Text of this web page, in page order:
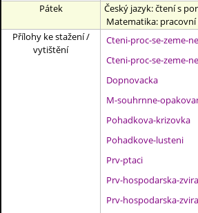
Pátek
Český jazyk: čtení s
Matematika:
Přílohy ke stažení /
vytištění
Cteni-proc-se-zeme-
Cteni-proc-se-zeme-
Dopnovacka
M-souhrnne-
Pohadkova-krizovka
Pohadkove-lusteni
Prv-ptaci
Prv-hospodarska-
Prv-hospodarska-